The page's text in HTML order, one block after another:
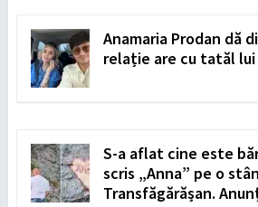
Anamaria Prodan dă
relație are cu tatăl lui
S-a aflat cine este
scris „Anna” pe o
Transfăgărășan.